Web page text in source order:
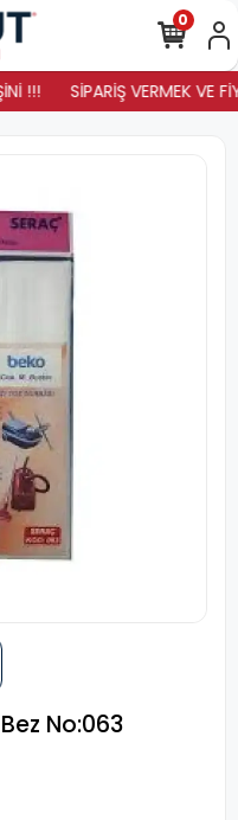
!!! SİPARİŞ VERMEK VE
0
No:063